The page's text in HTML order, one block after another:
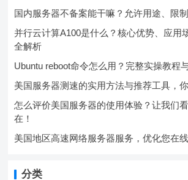
国内服务器不备案能干嘛？允许用途、限
并行云计算A100是什么？核心优势、应用
全解析
Ubuntu reboot命令怎么用？完整实操教程
美国服务器测速的实用方法与推荐工具，
怎么评价美国服务器的使用体验？让我们
在！
美国地区高速网络服务器服务，优化您在
分类